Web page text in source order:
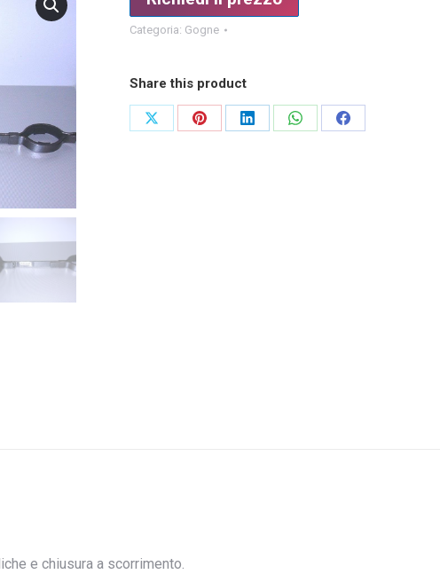
Categoria: Gogne
Share this product
CondividiCondividiCondividiCondividiCondividi
e chiusura a scorrimento.